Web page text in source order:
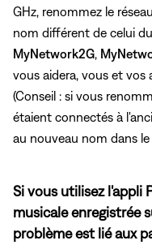
GHz, renommez le
nom différent de celui
MyNetwork2G,
vous aidera, vous et vos
(Conseil : si vous
étaient connectés à
au nouveau nom dans
Si vous utilisez l'appli
musicale enregistrée
problème est lié aux